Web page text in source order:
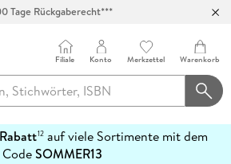
Tage Rückgaberecht***
Filiale Konto Merkzettel Warenkorb
12auf viele Sortimente mit dem
CodeSOMMER13